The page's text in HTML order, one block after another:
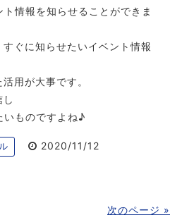
情報を知らせることができま
ぐに知らせたいイベント情報
用が大事です。
いものですよね♪
2020/11/12
次のページ »